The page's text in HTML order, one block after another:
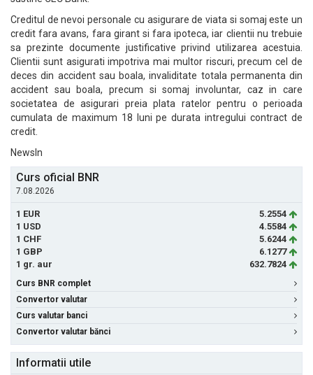
Creditul de nevoi personale cu asigurare de viata si somaj este un
credit fara avans, fara girant si fara ipoteca, iar clientii nu trebuie
sa prezinte documente justificative privind utilizarea acestuia.
Clientii sunt asigurati impotriva mai multor riscuri, precum cel de
deces din accident sau boala, invaliditate totala permanenta din
accident sau boala, precum si somaj involuntar, caz in care
societatea de asigurari preia plata ratelor pentru o perioada
cumulata de maximum 18 luni pe durata intregului contract de
credit.
NewsIn
Curs oficial BNR
7.08.2026
1 EUR
5.2554
1 USD
4.5584
1 CHF
5.6244
1 GBP
6.1277
1 gr. aur
632.7824
Curs BNR complet
Convertor valutar
Curs valutar banci
Convertor valutar bănci
Informatii utile